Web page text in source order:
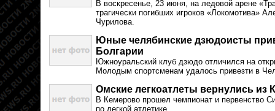
В воскресенье, 23 июня, на ледовой арене
трагически погибших игроков «Локомотива»
Чурилова.
Юные челябинские дзюдоисты
Болгарии
Южноуральский клуб дзюдо отличился на
Молодым спортсменам удалось привезти в
Омские легкоатлеты вернулись из
В Кемерово прошел чемпионат и первенство
по легкой атлетике.